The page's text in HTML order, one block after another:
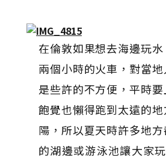
在倫敦如果想去海邊玩
兩個小時的火車，對當
是些許的不方便，平時
飽覺也懶得跑到太遠的
陽，所以夏天時許多地
的湖邊或游泳池讓大家